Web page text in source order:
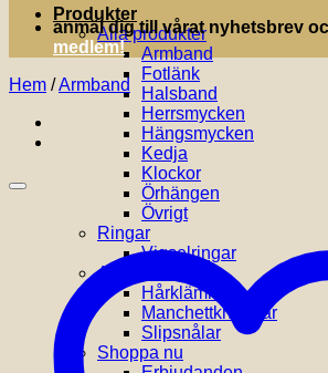
Produkter
Alla produkter
Armband
Fotlänk
Halsband
Herrsmycken
Hängsmycken
Kedja
Klockor
Örhängen
Övrigt
Ringar
Vigselringar
Accessoarer
Hårklämmor
Manchettknappar
Slipsnålar
Shoppa nu
anmäl dig till vårat nyhetsbrev
medlem!
Hem /Armband